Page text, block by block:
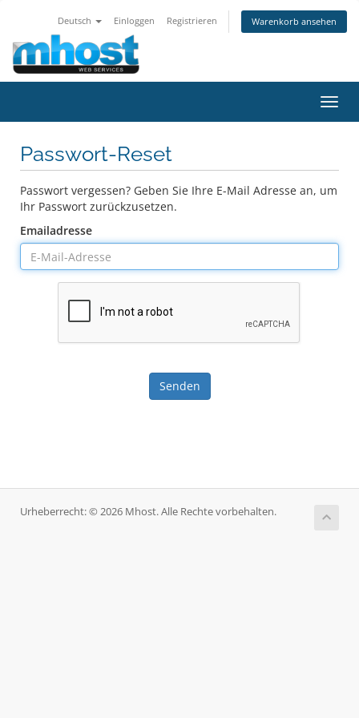
Deutsch Einloggen Registrieren Warenkorb ansehen
ein-/
Passwort-Reset
Passwort vergessen? Geben Sie Ihre E-Mail Adresse an, um
Ihr Passwort zurückzusetzen.
Emailadresse
Senden
Urheberrecht: © 2026 Mhost. Alle Rechte vorbehalten.